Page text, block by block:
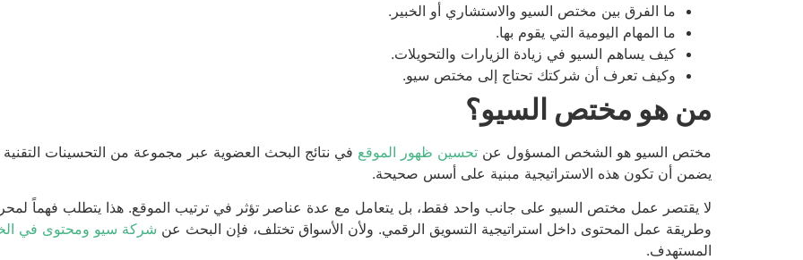
ما الفرق بين مختص السيو والاستشاري أو الخبير.
ما المهام اليومية التي يقوم بها.
كيف يساهم السيو في زيادة الزيارات والتحويلات.
وكيف تعرف أن شركتك تحتاج إلى مختص سيو.
من هو مختص السيو؟
مختص السيو هو الشخص المسؤول عن تحسين ظهور الموقع في نتائج البحث العضوية عبر مجموعة من التحسينات التقنية
يضمن أن تكون هذه الاستراتيجية مبنية على أسس صحيحة.
لا يقتصر عمل مختص السيو على جانب واحد فقط، بل يتعامل مع عدة عناصر تؤثر في ترتيب الموقع. هذا يتطلب فهماً
وطريقة عمل المحتوى داخل استراتيجية التسويق الرقمي. ولأن الأسواق تختلف، فإن البحث عن شركة سيو ومحتوى في
المستهدف.